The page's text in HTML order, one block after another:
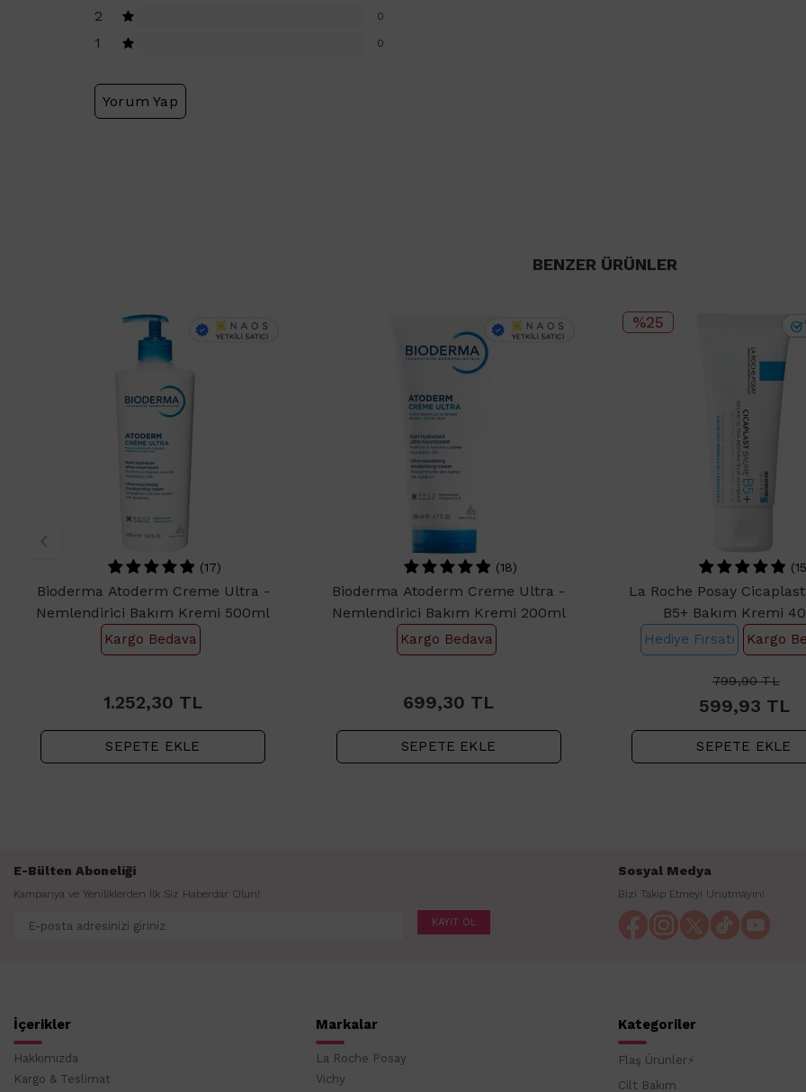
2 0
1 0
Yorum Yap
BENZER ÜRÜNLER
(17)
Bioderma Atoderm Creme Ultra -
Nemlendirici Bakım Kremi 500ml
Kargo Bedava
1.252,30 TL
SEPETE EKLE
(18)
Bioderma Atoderm Creme Ultra -
Nemlendirici Bakım Kremi 200ml
Kargo Bedava
699,30 TL
SEPETE EKLE
%25
La Roche Posay
B5+ Bakım Kremi
Hediye Fırsatı Kargo
799,90TL
599,93 TL
SEPETE EKLE
E-Bülten Aboneliği
Kampanya ve Yeniliklerden İlk Siz Haberdar Olun!
KAYIT OL
Sosyal Medya
Bizi Takip Etmeyi Unutmayın!
İçerikler
Hakkımızda
Kargo & Teslimat
Markalar
La Roche Posay
Vichy
Kategoriler
Flaş Ürünler⚡
Cilt Bakım